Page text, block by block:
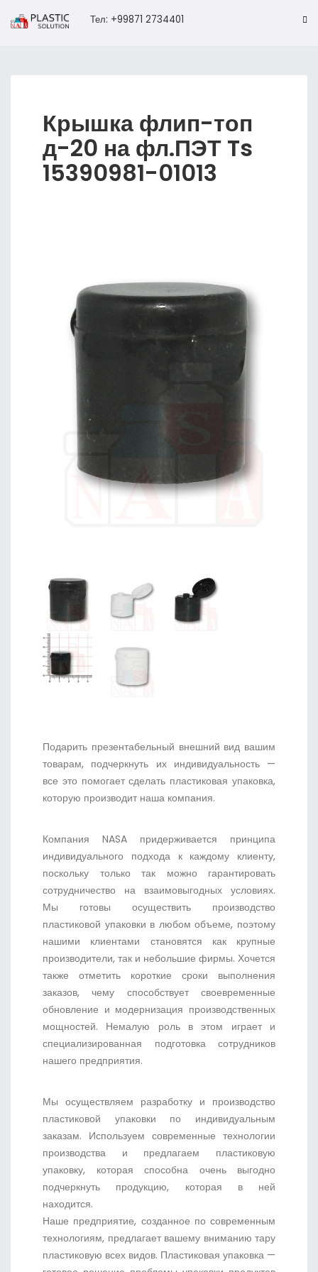
Тел: +99871 2734401
Крышка флип-топ
д-20 на фл.ПЭТ Ts
15390981-01013
Подарить презентабельный внешний вид вашим
товарам, подчеркнуть их индивидуальность —
все это помогает сделать пластиковая упаковка,
которую производит наша компания.
Компания NASA придерживается принципа
индивидуального подхода к каждому клиенту,
поскольку только так можно гарантировать
сотрудничество на взаимовыгодных условиях.
Мы готовы осуществить производство
пластиковой упаковки в любом объеме, поэтому
нашими клиентами становятся как крупные
производители, так и небольшие фирмы. Хочется
также отметить короткие сроки выполнения
заказов, чему способствует своевременные
обновление и модернизация производственных
мощностей. Немалую роль в этом играет и
специализированная подготовка сотрудников
нашего предприятия.
Мы осуществляем разработку и производство
пластиковой упаковки по индивидуальным
заказам. Используем современные технологии
производства и предлагаем пластиковую
упаковку, которая способна очень выгодно
подчеркнуть продукцию, которая в ней
находится.
Наше предприятие, созданное по современным
технологиям, предлагает вашему вниманию тару
пластиковую всех видов. Пластиковая упаковка —